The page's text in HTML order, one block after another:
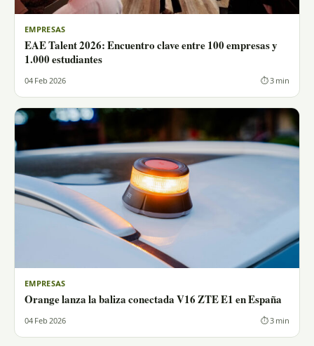
EMPRESAS
EAE Talent 2026: Encuentro clave entre 100 empresas y
1.000 estudiantes
04 Feb 2026 ⏱ 3 min
EMPRESAS
Orange lanza la baliza conectada V16 ZTE E1 en España
04 Feb 2026 ⏱ 3 min